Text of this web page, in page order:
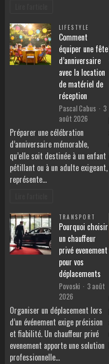
LIFESTYLE
Comment
équiper une fête
d’anniversaire
avec la location
de matériel de
réception
Pascal Cabus
3
août 2026
Préparer une célébration
d’anniversaire mémorable,
qu’elle soit destinée à un enfant
pétillant ou à un adulte exigeant,
représente…
TRANSPORT
Pourquoi choisir
un chauffeur
privé evenement
pour vos
déplacements
Povoski
3 août
2026
Organiser un déplacement lors
d’un événement exige précision
et fiabilité. Un chauffeur privé
evenement apporte une solution
professionnelle…